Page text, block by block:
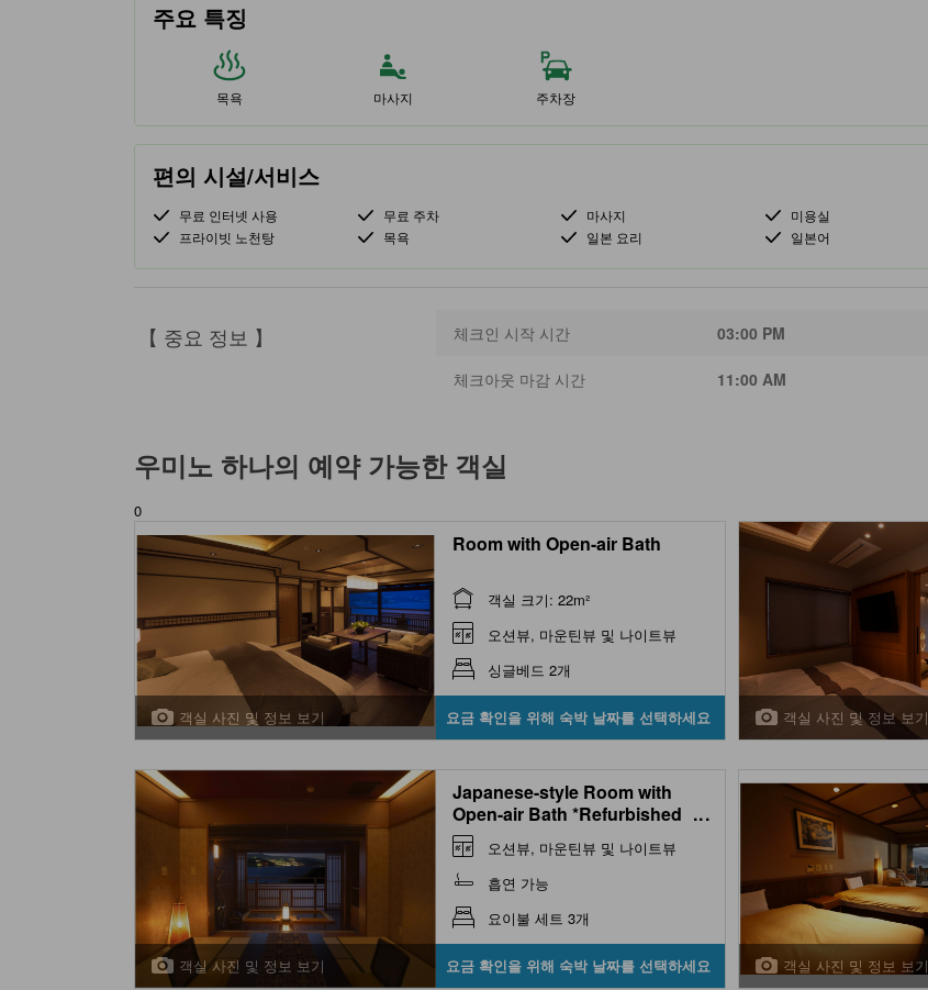
주요 특징
목욕 마사지 주차장
편의 시설/서비스
무료 인터넷 사용 무료 주차 마사지
미용실
프라이빗 노천탕
목욕 일본 요리 일본어
【 중요 정보 】 체크인 시작 시간 03:00 PM
체크아웃 마감 시간 11:00 AM
우미노 하나의 예약 가능한 객실
0
객실 사진 및 정보 보기
Room with Open-air Bath
객실 크기: 22m²
오션뷰, 마운틴뷰 및 나이트뷰
싱글베드 2개
요금 확인을 위해 숙박 날짜를 선택하세요 객실 사진 및 정보 보기
객실 사진 및 정보 보기
Japanese-style Room with
Open-air Bath *Refurbished
2014
...
오션뷰, 마운틴뷰 및 나이트뷰
흡연 가능
요이불 세트 3개
요금 확인을 위해 숙박 날짜를 선택하세요 객실 사진 및 정보 보기